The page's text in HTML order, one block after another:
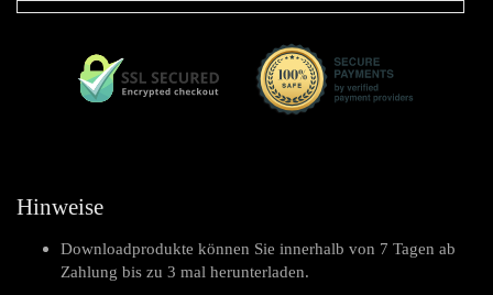
Hinweise
Downloadprodukte können Sie innerhalb von 7 Tagen ab
Zahlung bis zu 3 mal herunterladen.